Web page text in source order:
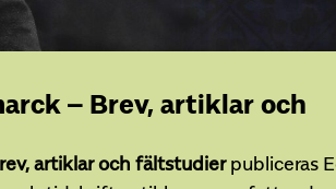
– Brev, artiklar och
artiklar och fältstudierpubliceras